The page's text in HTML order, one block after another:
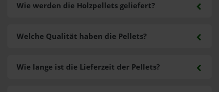
Wie werden die Holzpellets geliefert?
Welche Qualität haben die Pellets?
Wie lange ist die Lieferzeit der Pellets?